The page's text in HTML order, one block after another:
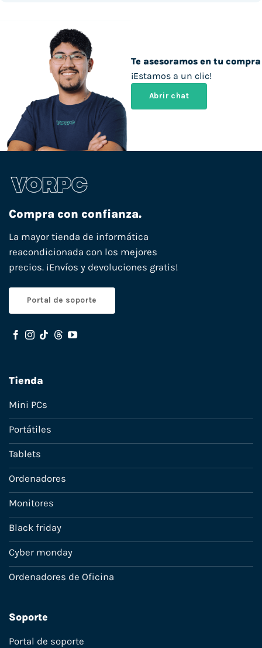
Te asesoramos en tu compra
¡Estamos a un clic!
Abrir chat
Compra con confianza.
La mayor tienda de informática
reacondicionada con los mejores
precios. ¡Envíos y devoluciones gratis!
Portal de soporte
Tienda
Mini PCs
Portátiles
Tablets
Ordenadores
Monitores
Black friday
Cyber monday
Ordenadores de Oficina
Soporte
Portal de soporte